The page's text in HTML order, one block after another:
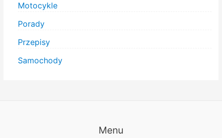
Motocykle
Porady
Przepisy
Samochody
Menu